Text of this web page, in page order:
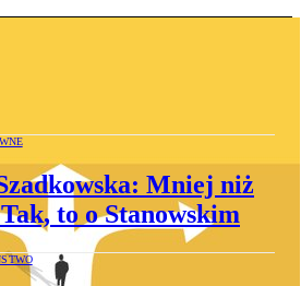
Mniej niż
to o Stanowskim